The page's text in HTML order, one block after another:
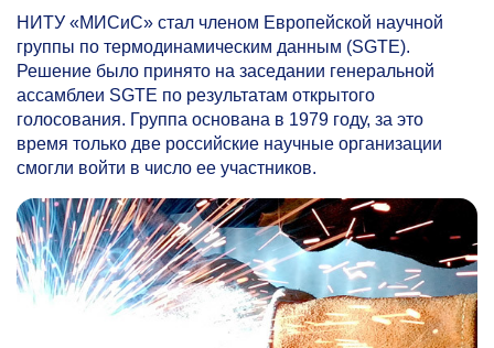
НИТУ «МИСиС» стал членом Европейской научной
группы по термодинамическим данным (SGTE).
Решение было принято на заседании генеральной
ассамблеи SGTE по результатам открытого
голосования. Группа основана в 1979 году, за это
время только две российские научные организации
смогли войти в число ее участников.